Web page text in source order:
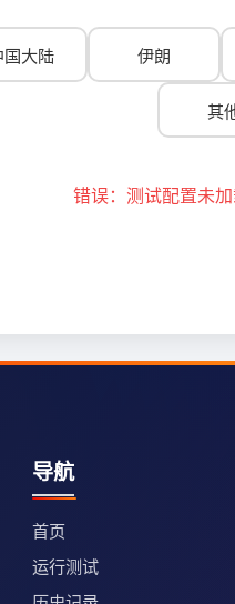
国大陆 伊朗
其
错误：测试配置未加
导航
首页
运行测试